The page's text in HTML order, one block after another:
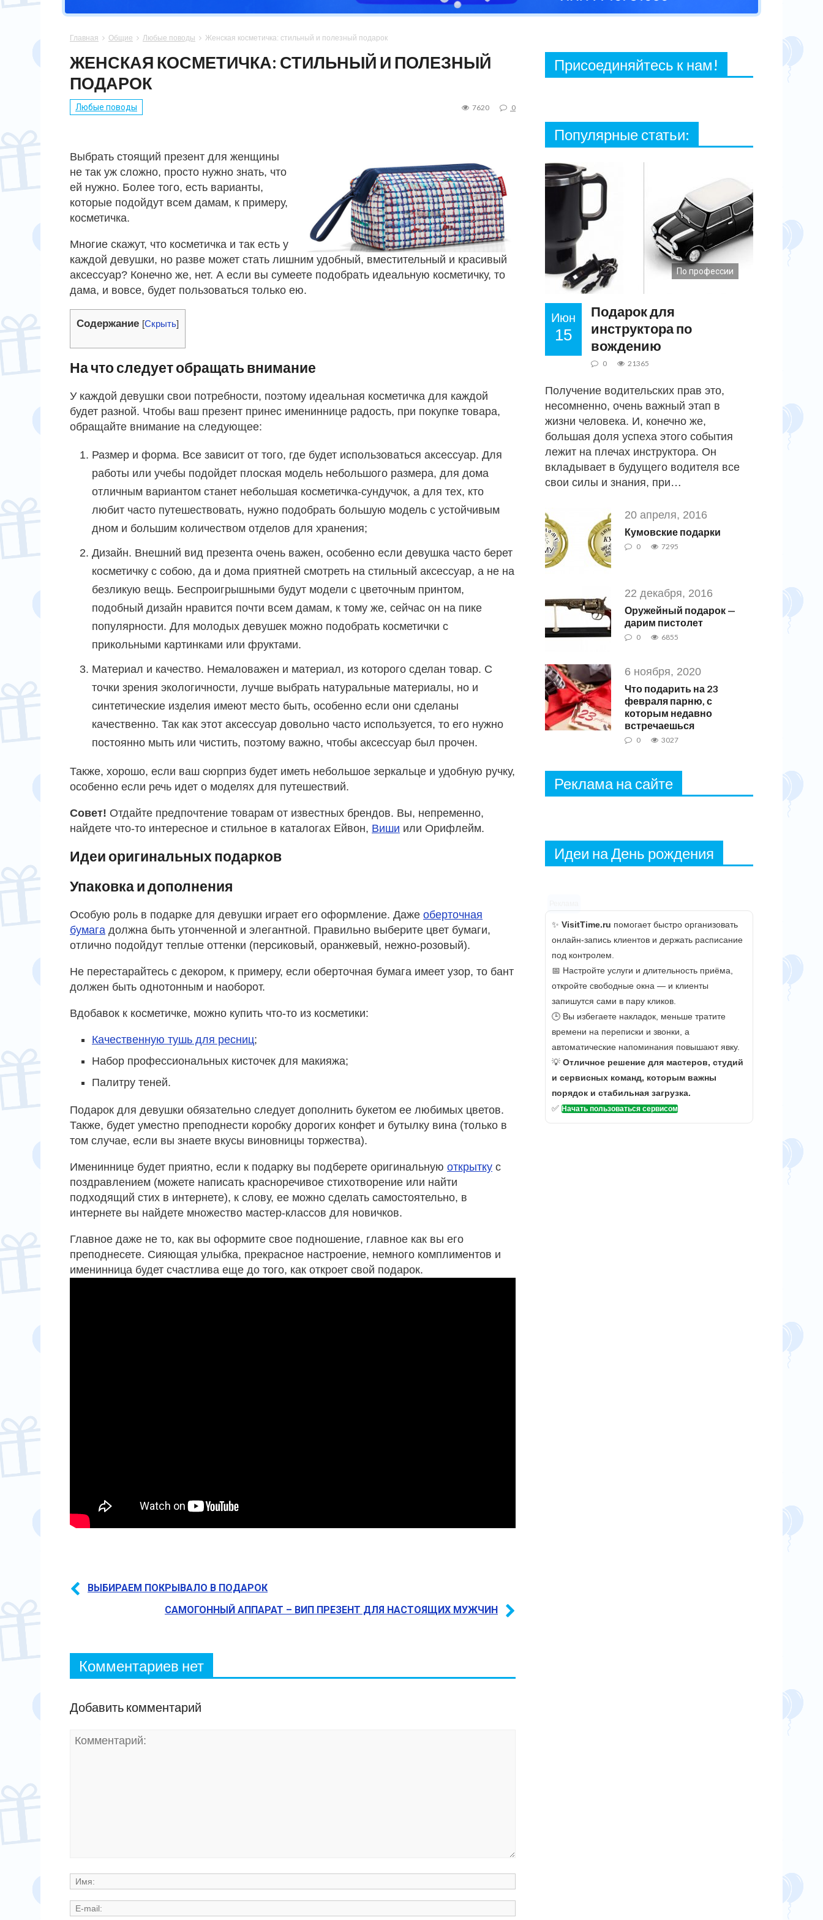
СПОРТСМЕНУ
27 ФЕВРАЛЯ, 2021
МАМЕ
ПОДРУГЕ
СЕСТРЕ
ПАПЕ
СЫНУ
ПАСХА
ЮБИЛЕЙ
14 ФЕВРАЛЯ
Главная  Общие  Любые поводы  Женская косметичка: стильный и полезный подарок
ЖЕНСКАЯ КОСМЕТИЧКА: СТИЛЬНЫЙ И ПОЛЕЗНЫЙ
ПОДАРОК
Любые поводы 7620 0
Выбрать стоящий презент для женщины
не так уж сложно, просто нужно знать, что
ей нужно. Более того, есть варианты,
которые подойдут всем дамам, к примеру,
косметичка.
Многие скажут, что косметичка и так есть у
каждой девушки, но разве может стать лишним удобный, вместительный и красивый
аксессуар? Конечно же, нет. А если вы сумеете подобрать идеальную косметичку, то
дама, и вовсе, будет пользоваться только ею.
Содержание [Скрыть]
На что следует обращать внимание
У каждой девушки свои потребности, поэтому идеальная косметичка для каждой
будет разной. Чтобы ваш презент принес имениннице радость, при покупке товара,
обращайте внимание на следующее:
Размер и форма. Все зависит от того, где будет использоваться аксессуар. Для
работы или учебы подойдет плоская модель небольшого размера, для дома
отличным вариантом станет небольшая косметичка-сундучок, а для тех, кто
любит часто путешествовать, нужно подобрать большую модель с устойчивым
дном и большим количеством отделов для хранения;
Дизайн. Внешний вид презента очень важен, особенно если девушка часто берет
косметичку с собою, да и дома приятней смотреть на стильный аксессуар, а не на
безликую вещь. Беспроигрышными будут модели с цветочным принтом,
подобный дизайн нравится почти всем дамам, к тому же, сейчас он на пике
популярности. Для молодых девушек можно подобрать косметички с
прикольными картинками или фруктами.
Материал и качество. Немаловажен и материал, из которого сделан товар. С
точки зрения экологичности, лучше выбрать натуральные материалы, но и
синтетические изделия имеют место быть, особенно если они сделаны
качественно. Так как этот аксессуар довольно часто используется, то его нужно
постоянно мыть или чистить, поэтому важно, чтобы аксессуар был прочен.
Также, хорошо, если ваш сюрприз будет иметь небольшое зеркальце и удобную ручку,
особенно если речь идет о моделях для путешествий.
Совет! Отдайте предпочтение товарам от известных брендов. Вы, непременно,
найдете что-то интересное и стильное в каталогах Ейвон, Виши или Орифлейм.
Идеи оригинальных подарков
Упаковка и дополнения
Особую роль в подарке для девушки играет его оформление. Даже оберточная
бумага должна быть утонченной и элегантной. Правильно выберите цвет бумаги,
отлично подойдут теплые оттенки (персиковый, оранжевый, нежно-розовый).
Не перестарайтесь с декором, к примеру, если оберточная бумага имеет узор, то бант
должен быть однотонным и наоборот.
Вдобавок к косметичке, можно купить что-то из косметики:
Качественную тушь для ресниц;
Набор профессиональных кисточек для макияжа;
Палитру теней.
Подарок для девушки обязательно следует дополнить букетом ее любимых цветов.
Также, будет уместно преподнести коробку дорогих конфет и бутылку вина (только в
том случае, если вы знаете вкусы виновницы торжества).
Имениннице будет приятно, если к подарку вы подберете оригинальную открытку с
поздравлением (можете написать красноречивое стихотворение или найти
подходящий стих в интернете), к слову, ее можно сделать самостоятельно, в
интернете вы найдете множество мастер-классов для новичков.
Главное даже не то, как вы оформите свое подношение, главное как вы его
преподнесете. Сияющая улыбка, прекрасное настроение, немного комплиментов и
именинница будет счастлива еще до того, как откроет свой подарок.
ВЫБИРАЕМ ПОКРЫВАЛО В ПОДАРОК
САМОГОННЫЙ АППАРАТ – ВИП ПРЕЗЕНТ ДЛЯ НАСТОЯЩИХ МУЖЧИН
Комментариев нет
Добавить комментарий
Присоединяйтесь к нам!
Популярные статьи:
По профессии
Июн
15
Подарок для
инструктора по
вождению
0 21365
Получение водительских прав это,
несомненно, очень важный этап в
жизни человека. И, конечно же,
большая доля успеха этого события
лежит на плечах инструктора. Он
вкладывает в будущего водителя все
свои силы и знания, при…
20 апреля, 2016
Кумовские подарки
0 7295
22 декабря, 2016
Оружейный подарок —
дарим пистолет
0 6855
6 ноября, 2020
Что подарить на 23
февраля парню, с
которым недавно
встречаешься
0 3027
Реклама на сайте
Идеи на День рождения
✨ VisitTime.ru помогает быстро организовать
онлайн-запись клиентов и держать расписание
под контролем.
📅 Настройте услуги и длительность приёма,
откройте свободные окна — и клиенты
запишутся сами в пару кликов.
🕒 Вы избегаете накладок, меньше тратите
времени на переписки и звонки, а
автоматические напоминания повышают явку.
💡 Отличное решение для мастеров, студий
и сервисных команд, которым важны
порядок и стабильная загрузка.
✅ Начать пользоваться сервисом